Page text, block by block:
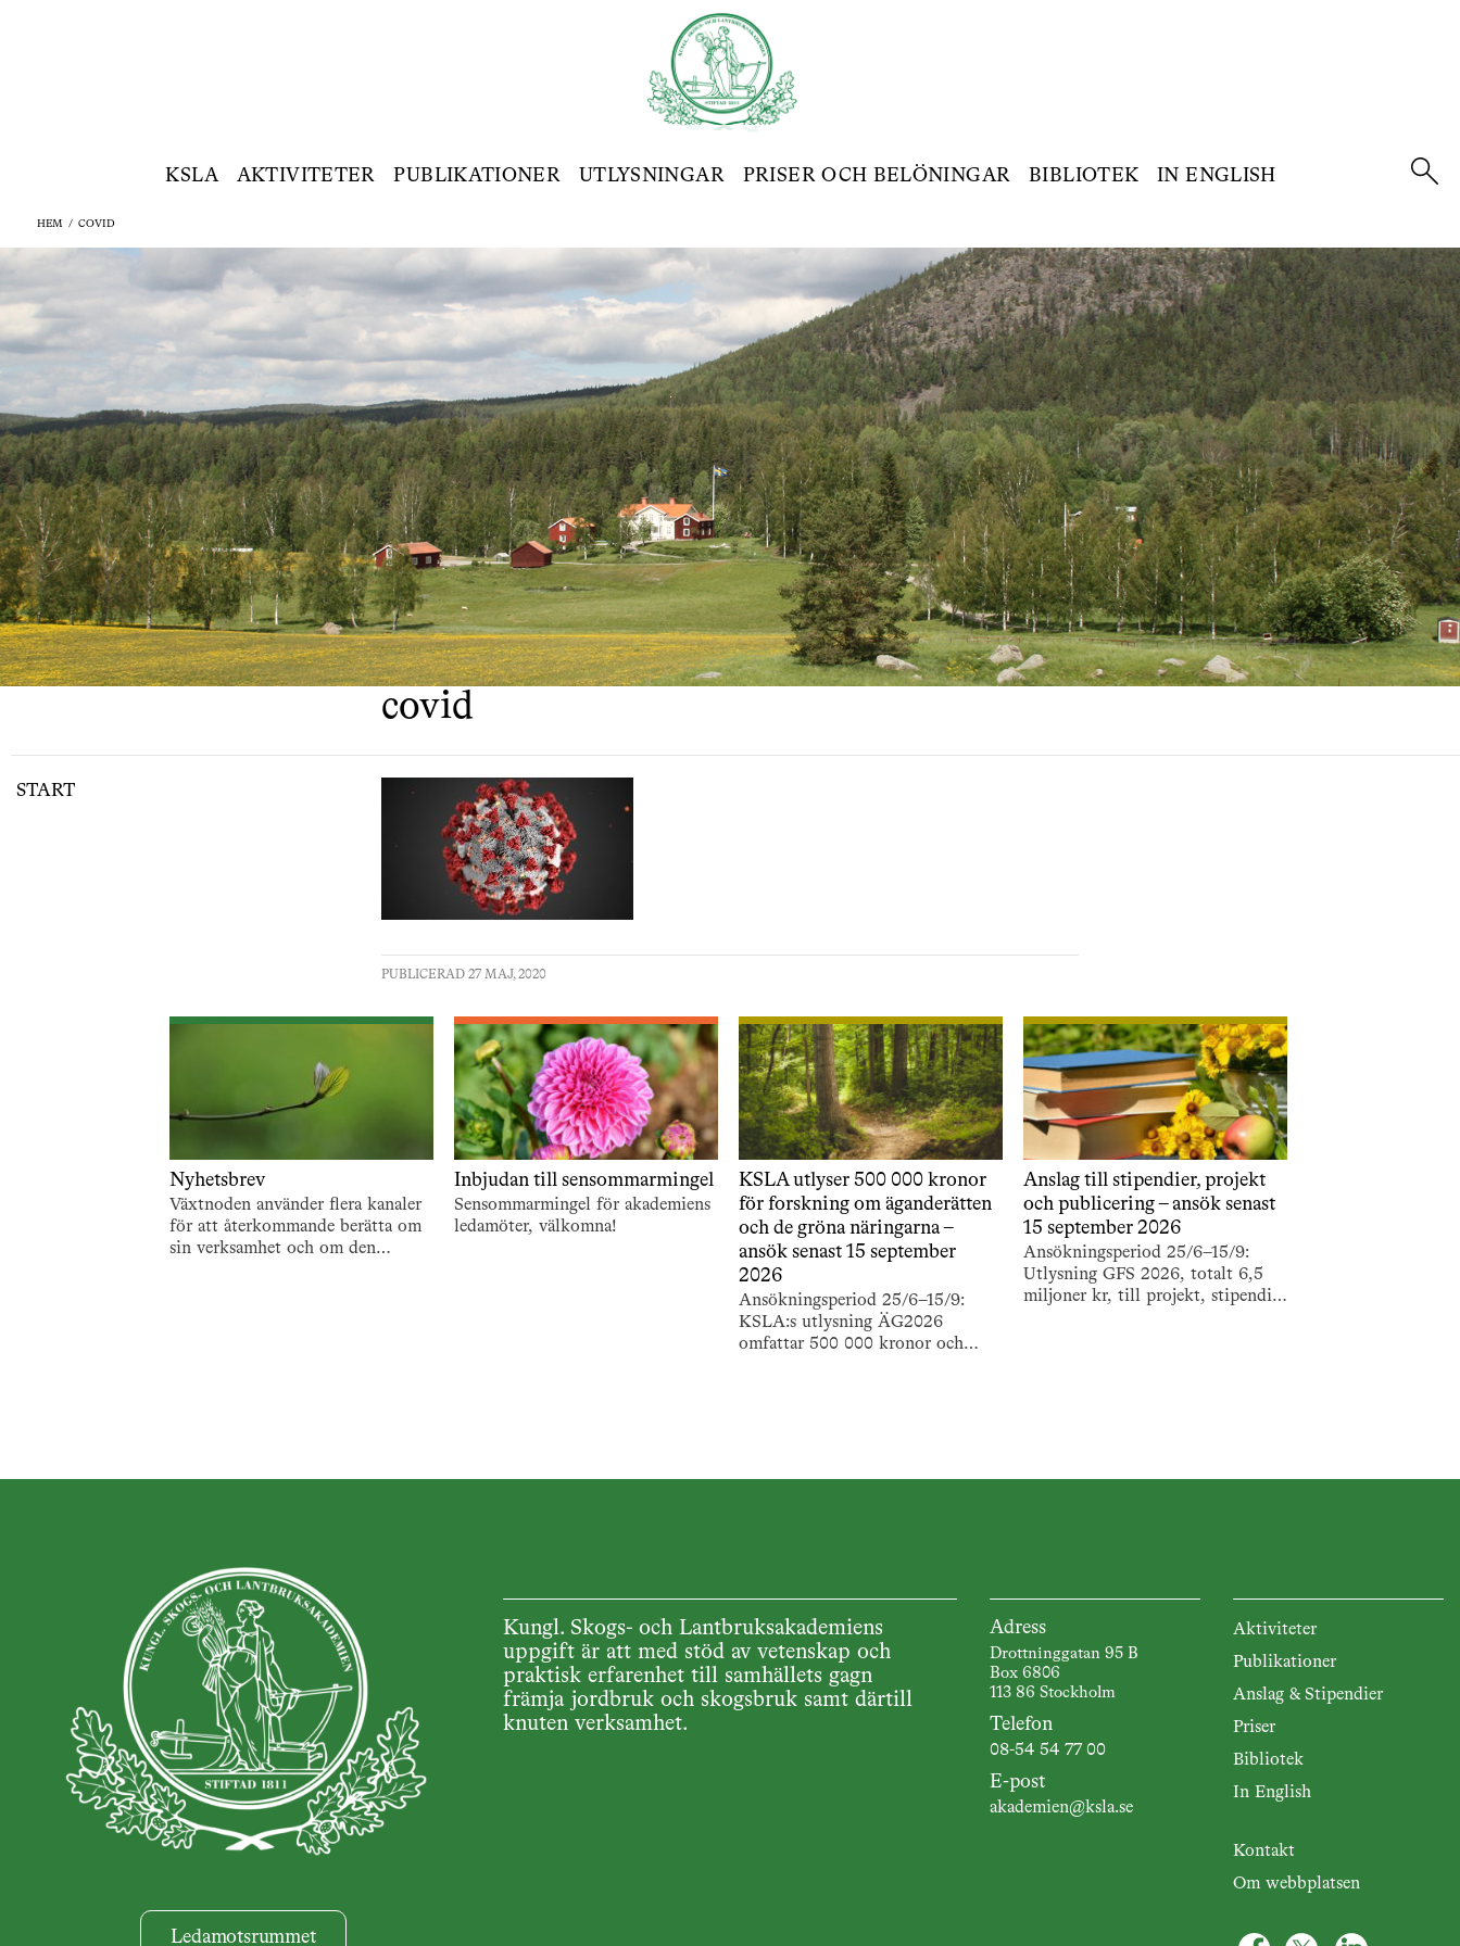
KSLA AKTIVITETER PUBLIKATIONER UTLYSNINGAR PRISER OCH BELÖNINGAR BIBLIOTEK IN ENGLISH
HEM / COVID
covid
START
PUBLICERAD 27 MAJ, 2020
Nyhetsbrev
Växtnoden använder flera kanaler
för att återkommande berätta om
sin verksamhet och om den
Inbjudan till sensommarmingel
Sensommarmingel för akademiens
ledamöter, välkomna!
KSLA utlyser 500 000 kronor
för forskning om äganderätten
och de gröna näringarna –
ansök senast 15 september
2026
Ansökningsperiod 25/6–15/9:
KSLA:s utlysning ÄG2026
omfattar 500 000 kronor och
Anslag till stipendier, projekt
och publicering – ansök senast
15 september 2026
Ansökningsperiod 25/6–15/9:
Utlysning GFS 2026, totalt 6,5
miljoner kr, till projekt, stipendier
Ledamotsrummet
Kungl. Skogs- och Lantbruksakademiens
uppgift är att med stöd av vetenskap och
praktisk erfarenhet till samhällets gagn
främja jordbruk och skogsbruk samt därtill
knuten verksamhet.
Adress
Drottninggatan 95 B
Box 6806
113 86 Stockholm
Telefon
08-54 54 77 00
E-post
akademien@ksla.se
Aktiviteter
Publikationer
Anslag & Stipendier
Priser
Bibliotek
In English
Kontakt
Om webbplatsen